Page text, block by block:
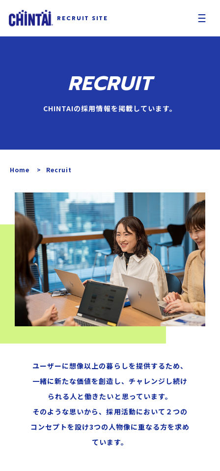
RECRUIT SITE
RECRUIT
CHINTAIの採用情報を掲載しています。
Home Recruit
ユーザーに想像以上の暮らしを提供するため、
一緒に新たな価値を創造し、 チャレンジし続け
られる人と働きたいと思っています。
そのような思いから、採用活動において２つの
コンセプトを設け3つの人物像に重なる方を求め
ています。